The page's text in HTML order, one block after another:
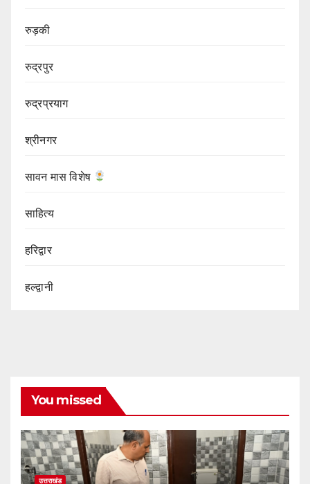
रुड़की
रुद्रपुर
रुद्रप्रयाग
श्रीनगर
सावन मास विशेष
साहित्य
हरिद्वार
हल्द्वानी
You missed
उत्तराखंड